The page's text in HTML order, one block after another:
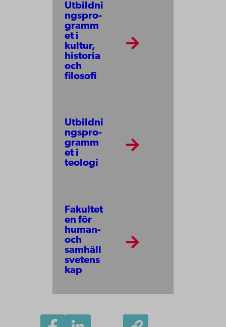
Utbildni
ngs­pro­
gramm
et i
kultur,
historia
och
filosofi
Utbildni
ngspro­
gramm
et i
teologi
Fakultet
en för
human-
och
samhäll
svetens
kap